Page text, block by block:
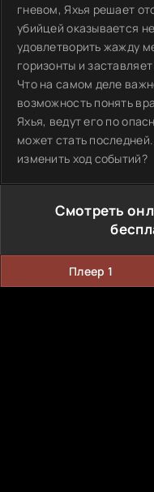
гневом, Яхья решает
убийцей оказывается
удовлетворить жажду
горизонты и
Что на самом деле
возможность понять
Яхья, ведут его по
может стать
изменить ход событий?
Смотреть
Плеер 1